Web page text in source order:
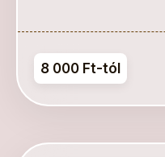
8 000 Ft-tól